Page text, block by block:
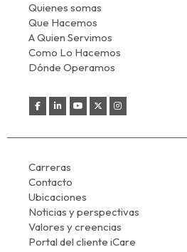
Quienes somas
Que Hacemos
A Quien Servimos
Como Lo Hacemos
Dónde Operamos
Carreras
Contacto
Ubicaciones
Noticias y perspectivas
Valores y creencias
Portal del cliente iCare